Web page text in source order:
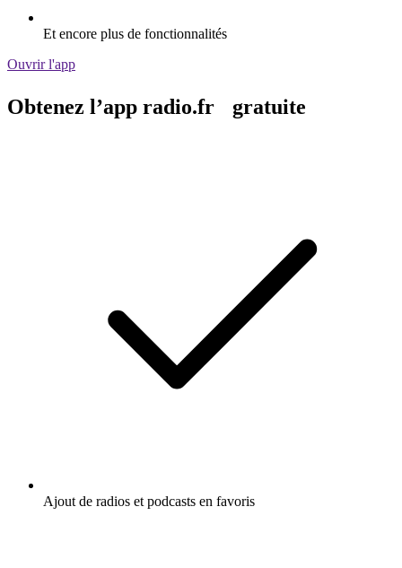
Et encore plus de fonctionnalités
Ouvrir l'app
Obtenez l’app radio.fr gratuite
Ajout de radios et podcasts en favoris